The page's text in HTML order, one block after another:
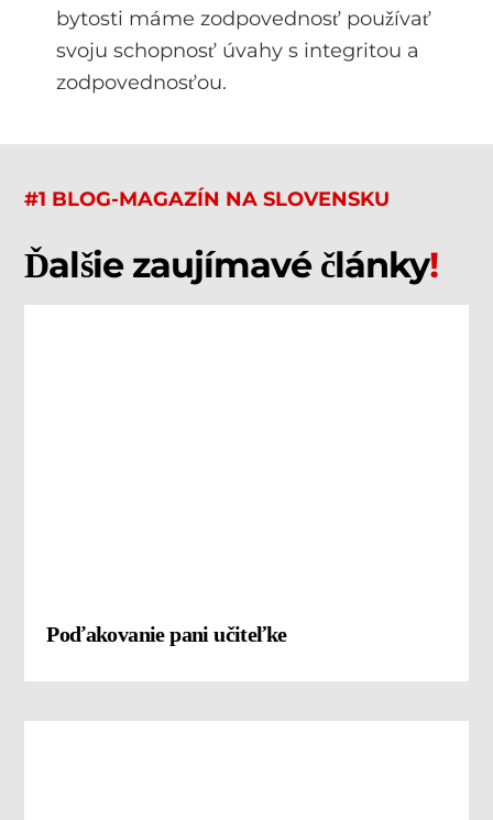
bytosti máme zodpovednosť používať
svoju schopnosť úvahy s integritou a
zodpovednosťou.
#1 BLOG-MAGAZÍN NA SLOVENSKU
Ďalšie zaujímavé články!
Poďakovanie pani učiteľke